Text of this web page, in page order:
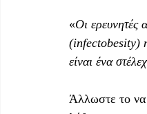
«Οι ερευνητές
(infectobesity) η
είναι ένα
Άλλωστε το να